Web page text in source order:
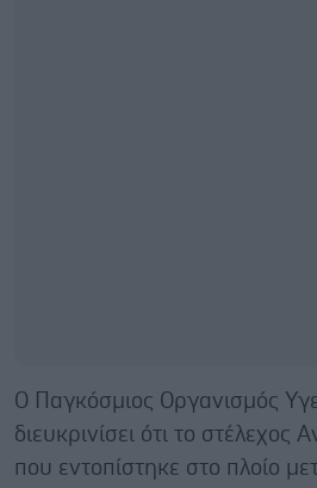
Ο Παγκόσμιος Οργανισμός
διευκρινίσει ότι το στέλεχος
που εντοπίστηκε στο πλοίο